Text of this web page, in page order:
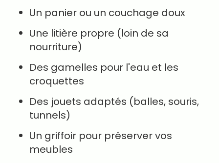
Un panier ou un couchage doux
Une litière propre (loin de sa
nourriture)
Des gamelles pour l'eau et les
croquettes
Des jouets adaptés (balles, souris,
tunnels)
Un griffoir pour préserver vos
meubles